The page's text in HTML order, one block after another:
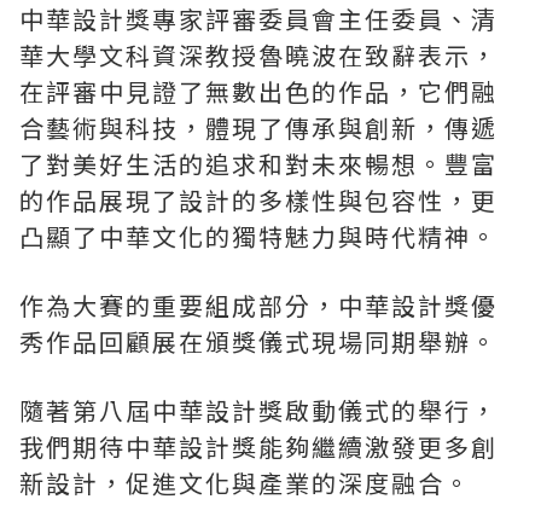
中華設計獎專家評審委員會主任委員、清
華大學文科資深教授魯曉波在致辭表示，
在評審中見證了無數出色的作品，它們融
合藝術與科技，體現了傳承與創新，傳遞
了對美好生活的追求和對未來暢想。豐富
的作品展現了設計的多樣性與包容性，更
凸顯了中華文化的獨特魅力與時代精神。
作為大賽的重要組成部分，中華設計獎優
秀作品回顧展在頒獎儀式現場同期舉辦。
隨著第八屆中華設計獎啟動儀式的舉行，
我們期待中華設計獎能夠繼續激發更多創
新設計，促進文化與產業的深度融合。